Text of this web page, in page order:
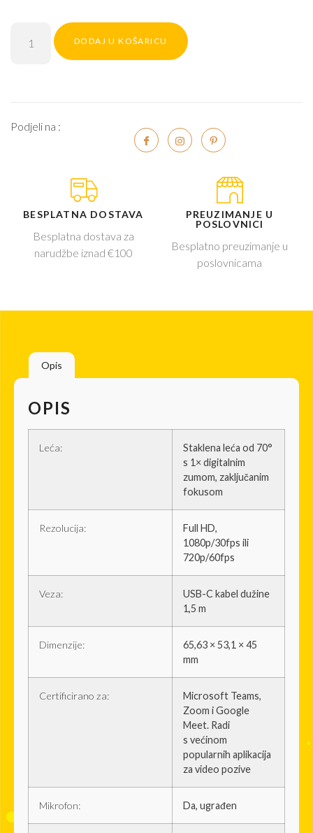
DODAJ U KOŠARICU
Podjeli na :
BESPLATNA DOSTAVA
Besplatna dostava za
narudžbe iznad €100
PREUZIMANJE U
POSLOVNICI
Besplatno preuzimanje u
poslovnicama
Opis
OPIS
Leća:
Staklena leća od 70°
s 1× digitalnim
zumom, zaključanim
fokusom
Rezolucija:
Full HD,
1080p/30fps ili
720p/60fps
Veza:
USB-C kabel dužine
1,5 m
Dimenzije:
65,63 × 53,1 × 45
mm
Certificirano za:
Microsoft Teams,
Zoom i Google
Meet. Radi
s većinom
popularnih aplikacija
za video pozive
Mikrofon: Da, ugrađen